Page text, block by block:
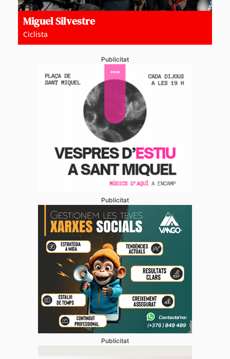
Miguel Silvestre
Ciclista
Publicitat
Publicitat
Publicitat